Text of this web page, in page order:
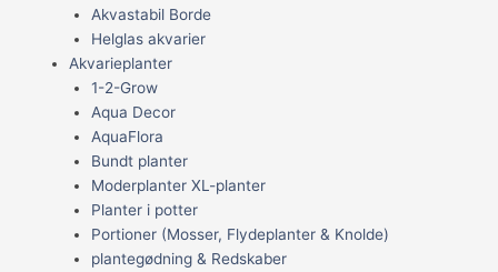
Akvastabil Borde
Helglas akvarier
Akvarieplanter
1-2-Grow
Aqua Decor
AquaFlora
Bundt planter
Moderplanter XL-planter
Planter i potter
Portioner (Mosser, Flydeplanter & Knolde)
plantegødning & Redskaber